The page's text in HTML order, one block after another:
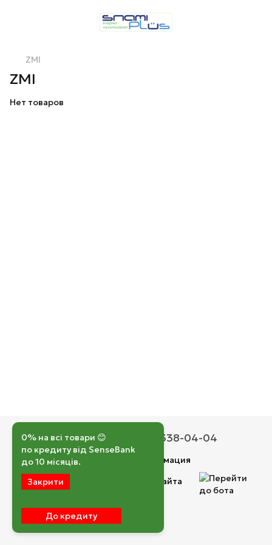
ZMI
ZMI
Нет товаров
050 193-42-43 067 338-04-04
Контактная информация
Полная версия сайта
Укр
0% на всі товари 😊
по кредиту від SenseBank
до 10 місяців.
Закрити
До кредиту